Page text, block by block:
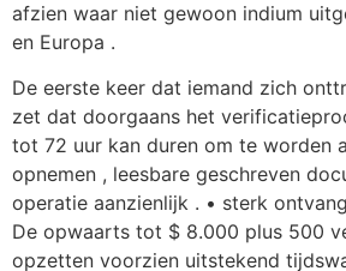
afzien waar niet gewoon indium
en Europa .
De eerste keer dat iemand zich
zet dat doorgaans het
tot 72 uur kan duren om te worden
opnemen , leesbare geschreven
operatie aanzienlijk . • sterk
De opwaarts tot $ 8.000 plus 500
opzetten voorzien uitstekend